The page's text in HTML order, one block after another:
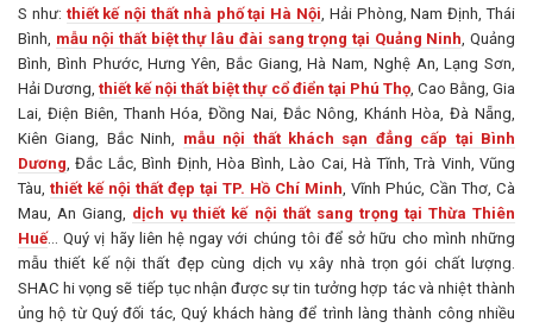
S như: thiết kế nội thất nhà phố tại Hà Nội, Hải Phòng, Nam Định, Thái
Bình, mẫu nội thất biệt thự lâu đài sang trọng tại Quảng Ninh, Quảng
Bình, Bình Phước, Hưng Yên, Bắc Giang, Hà Nam, Nghệ An, Lạng Sơn,
Hải Dương,thiết kế nội thất biệt thự cổ điển tại Phú Thọ, Cao Bằng, Gia
Lai, Điện Biên, Thanh Hóa, Đồng Nai, Đắc Nông, Khánh Hòa, Đà Nẵng,
Kiên Giang, Bắc Ninh, mẫu nội thất khách sạn đẳng cấp tại Bình
Dương, Đắc Lắc, Bình Định, Hòa Bình, Lào Cai, Hà Tĩnh, Trà Vinh, Vũng
Tàu, thiết kế nội thất đẹp tại TP. Hồ Chí Minh, Vĩnh Phúc, Cần Thơ, Cà
Mau, An Giang, dịch vụ thiết kế nội thất sang trọng tại Thừa Thiên
Huế… Quý vị hãy liên hệ ngay với chúng tôi để sở hữu cho mình những
mẫu thiết kế nội thất đẹp cùng dịch vụ xây nhà trọn gói chất lượng.
SHAC hi vọng sẽ tiếp tục nhận được sự tin tưởng hợp tác và nhiệt thành
ủng hộ từ Quý đối tác, Quý khách hàng để trình làng thành công nhiều